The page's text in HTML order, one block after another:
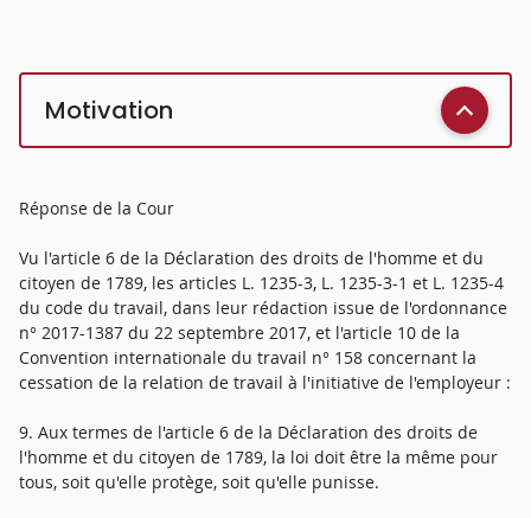
Motivation
Réponse de la Cour
Vu l'article 6 de la Déclaration des droits de l'homme et du
citoyen de 1789, les articles L. 1235-3, L. 1235-3-1 et L. 1235-4
du code du travail, dans leur rédaction issue de l'ordonnance
n° 2017-1387 du 22 septembre 2017, et l'article 10 de la
Convention internationale du travail n° 158 concernant la
cessation de la relation de travail à l'initiative de l'employeur :
9. Aux termes de l'article 6 de la Déclaration des droits de
l'homme et du citoyen de 1789, la loi doit être la même pour
tous, soit qu'elle protège, soit qu'elle punisse.